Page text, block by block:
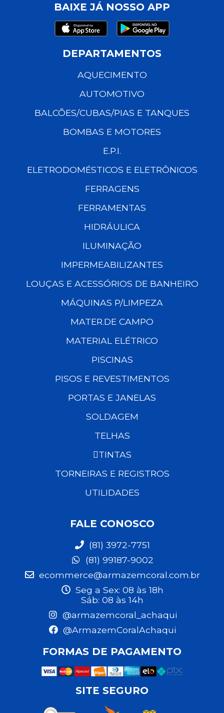
BAIXE JÁ NOSSO APP
DEPARTAMENTOS
AQUECIMENTO
AUTOMOTIVO
BALCÕES/CUBAS/PIAS E TANQUES
BOMBAS E MOTORES
E.P.I.
ELETRODOMÉSTICOS E ELETRÔNICOS
FERRAGENS
FERRAMENTAS
HIDRÁULICA
ILUMINAÇÃO
IMPERMEABILIZANTES
LOUÇAS E ACESSÓRIOS DE BANHEIRO
MÁQUINAS P/LIMPEZA
MATER.DE CAMPO
MATERIAL ELÉTRICO
PISCINAS
PISOS E REVESTIMENTOS
PORTAS E JANELAS
SOLDAGEM
TELHAS
TINTAS
TORNEIRAS E REGISTROS
UTILIDADES
FALE CONOSCO
(81) 3972-7751
(81) 99187-9002
ecommerce@armazemcoral.com.br
Seg a Sex: 08 às 18h
Sáb: 08 às 14h
@armazemcoral_achaqui
@ArmazemCoralAchaqui
FORMAS DE PAGAMENTO
SITE SEGURO